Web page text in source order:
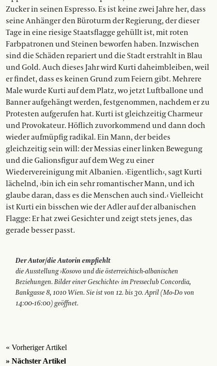
Zucker in seinen Espresso. Es ist keine zwei Jahre her, dass
seine Anhänger den Büroturm der Regierung, der dieser
Tage in eine riesige Staatsflagge gehüllt ist, mit roten
Farbpatronen und Steinen beworfen haben. Inzwischen
sind die Schäden repariert und die Stadt erstrahlt in Blau
und Gold. Auch dieses Jahr wird Kurti daheim­bleiben, weil
er findet, dass es keinen Grund zum Feiern gibt. Mehrere
Male wurde Kurti auf dem Platz, wo jetzt Luftballone und
Banner aufgehängt werden, festgenommen, nachdem er zu
Protesten aufgerufen hat. Kurti ist gleichzeitig Charmeur
und Provokateur. Höflich zuvorkommend und dann doch
wieder aufmüpfig radikal. Ein Mann, der beides
gleichzeitig sein will: der Messias einer linken Bewegung
und die Galionsfigur auf dem Weg zu einer
Wiedervereinigung mit Albanien. ›Eigentlich‹, sagt Kurti
lächelnd, ›bin ich ein sehr romantischer Mann, und ich
glaube daran, dass es die Menschen auch sind.‹ Vielleicht
ist Kurti ein bisschen wie der Adler auf der albanischen
Flagge: Er hat zwei Gesichter und zeigt stets jenes, das
gerade besser passt.
Der Autor/die Autorin empfiehlt
die Ausstellung ›Kosovo und die österreichisch-albanischen
Beziehungen. Bilder einer Geschichte‹ im Presseclub Concordia,
Bankgasse 8, 1010 Wien. Sie ist von 12. bis 30. April (Mo-Do von
14:00-16:00) geöffnet.
« Vorheriger Artikel
» Nächster Artikel